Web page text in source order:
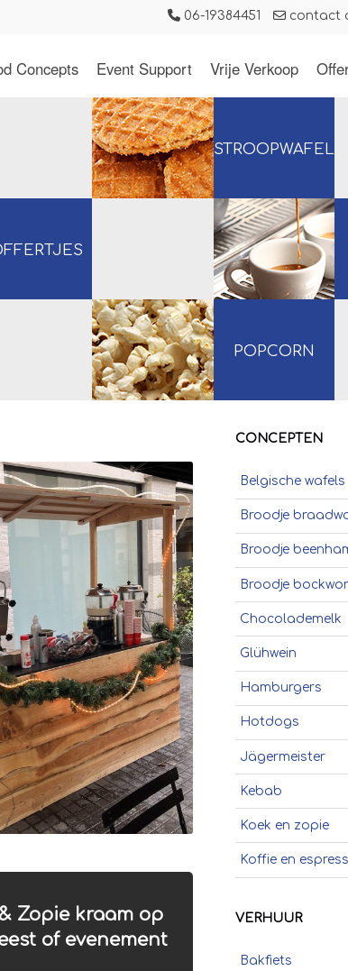
06-19384451 contact
Concepts Event Support Vrije Verkoop
STROOPWAFELS
POPCORN
Zopie kraam op
of evenement
CONCEPTEN
Belgische wafels
Broodje
Broodje
Broodje
Chocolademelk
Glühwein
Hamburgers
Hotdogs
Jägermeister
Kebab
Koek en zopie
Koffie en
Schepijs
VERHUUR
Bakfiets